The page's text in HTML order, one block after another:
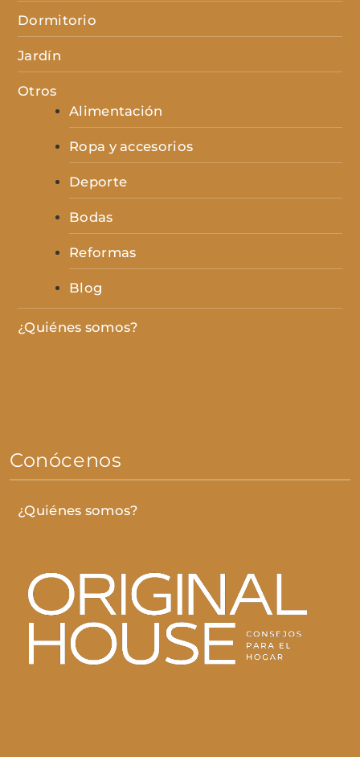
Dormitorio
Jardín
Otros
Alimentación
Ropa y accesorios
Deporte
Bodas
Reformas
Blog
¿Quiénes somos?
Conócenos
¿Quiénes somos?